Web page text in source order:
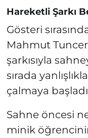
Hareketli Şarkı
Gösteri
Mahmut
şarkısıyla
sırada
çalmaya
Sahne öncesi
minik